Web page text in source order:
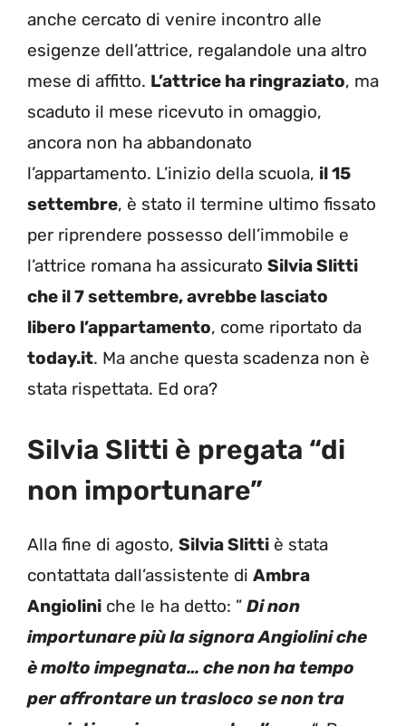
anche cercato di venire incontro alle
esigenze dell’attrice, regalandole una altro
mese di affitto. L’attrice ha ringraziato, ma
scaduto il mese ricevuto in omaggio,
ancora non ha abbandonato
l’appartamento. L’inizio della scuola, il 15
settembre, è stato il termine ultimo fissato
per riprendere possesso dell’immobile e
l’attrice romana ha assicurato Silvia Slitti
che il 7 settembre, avrebbe lasciato
libero l’appartamento, come riportato da
today.it. Ma anche questa scadenza non è
stata rispettata. Ed ora?
Silvia Slitti è pregata “di
non importunare”
Alla fine di agosto, Silvia Slitti è stata
contattata dall’assistente di Ambra
Angiolini che le ha detto: ” Di non
importunare più la signora Angiolini che
è molto impegnata… che non ha tempo
per affrontare un trasloco se non tra